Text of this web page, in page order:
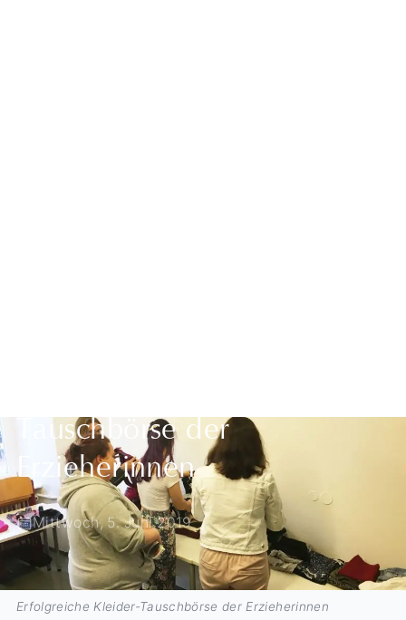
Tauschbörse der
Erzieherinnen
Mittwoch, 5. Juni 2019
Erfolgreiche Kleider-Tauschbörse der Erzieherinnen